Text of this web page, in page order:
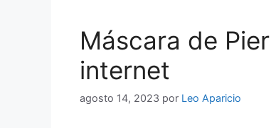
Máscara de
internet
agosto 14, 2023 por Leo Aparicio